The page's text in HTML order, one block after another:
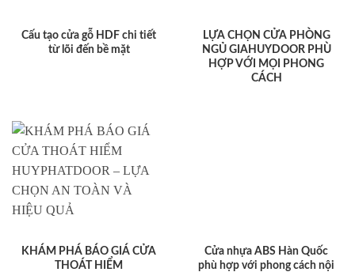
Cấu tạo cửa gỗ HDF chi tiết
từ lõi đến bề mặt
LỰA CHỌN CỬA PHÒNG
NGỦ GIAHUYDOOR PHÙ
HỢP VỚI MỌI PHONG
CÁCH
KHÁM PHÁ BÁO GIÁ CỬA
THOÁT HIỂM
Cửa nhựa ABS Hàn Quốc
phù hợp với phong cách nội